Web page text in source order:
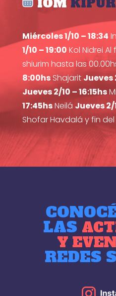
Miércoles 1/10 – 18:34
1/10 – 19:00 Kol Nidrei
shiurim hasta las
8:00hsShajarit Jueves
Jueves 2/10 – 16:15hs
17:45hsNeilá Jueves 2/
Shofar Havdalá y fin
LAS
Y
REDES